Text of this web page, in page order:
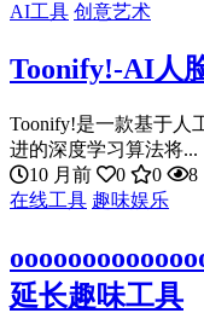
AI工具 创意艺术
Toonify!-AI人
Toonify!是一款基于人
进的深度学习算法将...
10 月前
0 0
8
在线工具 趣味娱乐
延长趣味工具